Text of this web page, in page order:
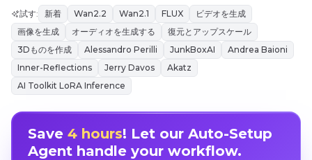
試す: 新着 Wan2.2 Wan2.1 FLUX
ビデオを生成
画像を生成
オーディオを生成する
復元とアップスケール
3Dものを作成
Alessandro Perilli JunkBoxAI
Andrea Baioni
Inner-Reflections
Jerry Davos
Akatz
AI Toolkit LoRA Inference
Save 4 hours! Let our Auto-Setup
Agent handle your workflow.